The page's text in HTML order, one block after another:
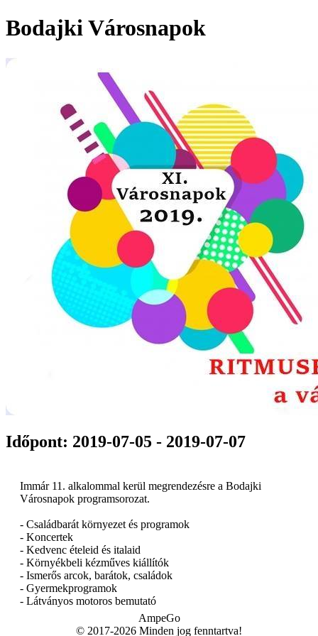
Bodajki Városnapok
Időpont: 2019-07-05 - 2019-07-07
Immár 11. alkalommal kerül megrendezésre a Bodajki
Városnapok programsorozat.
- Családbarát környezet és programok
- Koncertek
- Kedvenc ételeid és italaid
- Környékbeli kézműves kiállítók
- Ismerős arcok, barátok, családok
- Gyermekprogramok
- Látványos motoros bemutató
AmpeGo
© 2017-2026 Minden jog fenntartva!